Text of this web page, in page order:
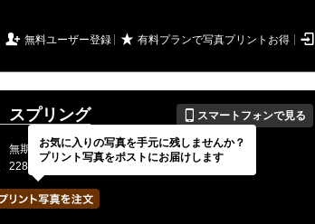
 無料ユーザー登録 ★ 有料プランで写真プリントお得 
スプリング 📱 スマートフォンで見る
無期限 イベントの期間
---
228 / 2000枚
お気に入りの写真を手元に残しませんか？
プリント写真をポストにお届けします